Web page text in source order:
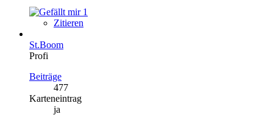
1
Zitieren
St.Boom
Profi
Beiträge
477
Karteneintrag
ja